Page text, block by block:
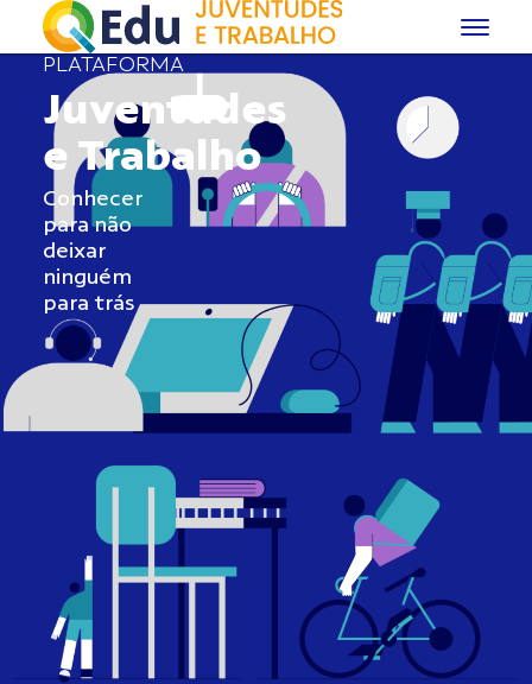
PLATAFORMA
Juventudes
e Trabalho
Conhecer
para não
deixar
ninguém
para trás